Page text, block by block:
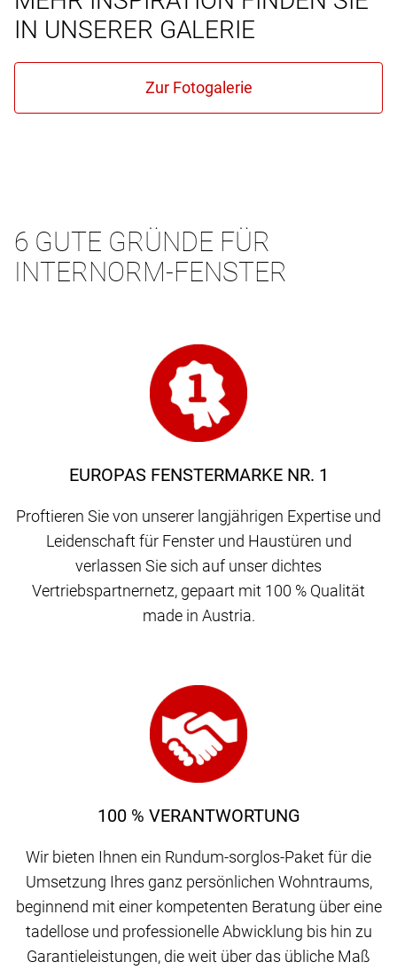
IN UNSERER GALERIE
6 GUTE GRÜNDE FÜR
INTERNORM-FENSTER
EUROPAS FENSTERMARKE NR. 1
Proftieren Sie von unserer langjährigen Expertise und
Leidenschaft für Fenster und Haustüren und
verlassen Sie sich auf unser dichtes
Vertriebspartnernetz, gepaart mit 100 % Qualität
made in Austria.
100 % VERANTWORTUNG
Wir bieten Ihnen ein Rundum-sorglos-Paket für die
Umsetzung Ihres ganz persönlichen Wohntraums,
beginnend mit einer kompetenten Beratung über eine
tadellose und professionelle Abwicklung bis hin zu
Garantieleistungen, die weit über das übliche Maß